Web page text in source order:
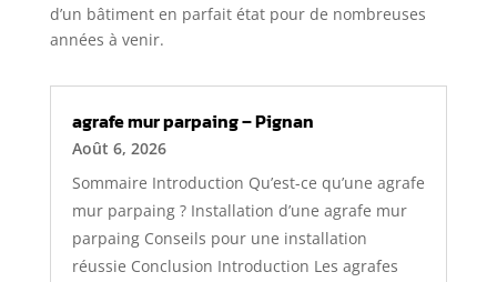
d’un bâtiment en parfait état pour de nombreuses
années à venir.
agrafe mur parpaing – Pignan
Août 6, 2026
Sommaire Introduction Qu’est-ce qu’une agrafe
mur parpaing ? Installation d’une agrafe mur
parpaing Conseils pour une installation
réussie Conclusion Introduction Les agrafes